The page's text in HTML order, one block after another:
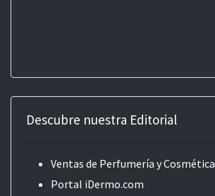
Descubre nuestra Editorial
Ventas de Perfumería y Cosmética
Portal iDermo.com